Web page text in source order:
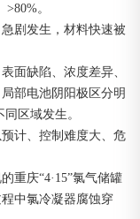
。
剧发生，材料快速被
面缺陷、浓度差异、
部电池阴阳极区分明
区域发生。
计、控制难度大、危
重庆“4·15”氯气储罐
中氯冷凝器腐蚀穿